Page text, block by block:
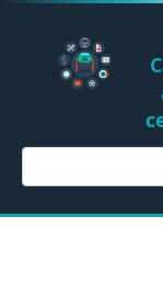
Перейти
контенту
Поиск: